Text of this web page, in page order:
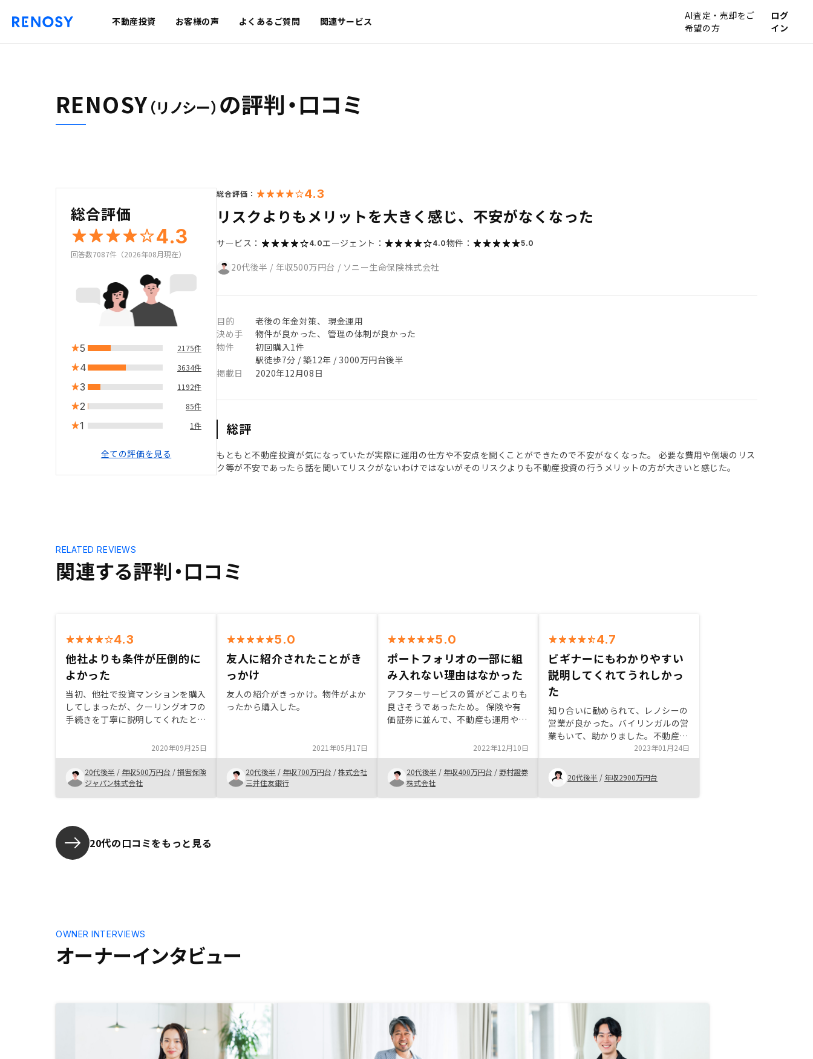
不動産投資 お客様の声 よくあるご質問 関連サービス
AI査定・売却をご
希望の方
ログ
イン
RENOSY（リノシー） の評判・口コミ
総合評価
4.3
回答数7087件（2026年08月現在）
5 2175件
4 3634件
3 1192件
2 85件
1 1件
全ての評価を見る
総合評価： 4.3
リスクよりもメリットを大きく感じ、不安がなくなった
サービス： 4.0エージェント： 4.0物件： 5.0
20代後半 / 年収500万円台 / ソニー生命保険株式会社
目的
老後の年金対策、 現金運用
決め手
物件が良かった、 管理の体制が良かった
物件
初回購入1件
駅徒歩7分 / 築12年 / 3000万円台後半
掲載日
2020年12月08日
総評
もともと不動産投資が気になっていたが実際に運用の仕方や不安点を聞くことができたので不安がなくなった。 必要な費用や倒壊のリス
ク等が不安であったら話を聞いてリスクがないわけではないがそのリスクよりも不動産投資の行うメリットの方が大きいと感じた。
関連する評判・口コミ
RELATED REVIEWS
4.3
他社よりも条件が圧倒的に
よかった
当初、他社で投資マンションを購入
してしまったが、クーリングオフの
手続きを丁寧に説明してくれたとこ
際に、条件が圧倒的にいいと思っ
た。面談特典・紹介特典がいつ頃入
るのか教えてくれると嬉しい。
2020年09月25日
20代後半 / 年収500万円台 /損害保険
ジャパン株式会社
5.0
友人に紹介されたことがき
っかけ
友人の紹介がきっかけ。物件がよか
ったから購入した。
2021年05月17日
20代後半 / 年収700万円台 /株式会社
三井住友銀行
5.0
ポートフォリオの一部に組
み入れない理由はなかった
アフターサービスの質がどこよりも
良さそうであったため。 保険や有
価証券に並んで、不動産も運用やリ
るべきだと感じたため。 オンライ
ンでできるため、伺う手間がかから
ずに済んだこと。
2022年12月10日
20代後半 / 年収400万円台 / 野村證券
株式会社
4.7
ビギナーにもわかりやすい
説明してくれてうれしかっ
た
知り合いに勧められて、レノシーの
営業が良かった。バイリンガルの営
業もいて、助かりました。不動産投
資についていろいろ勉強させていた
だきありがたいです！連絡も取りや
すく、返事も速いです。レノシーは
フルサービスなのでとても便利だと
思います。
2023年01月24日
20代後半 / 年収2900万円台
20代の口コミをもっと見る
オーナーインタビュー
OWNER INTERVIEWS